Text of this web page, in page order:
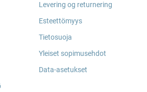
Levering og returnering
Esteettömyys
Tietosuoja
Yleiset sopimusehdot
Data-asetukset